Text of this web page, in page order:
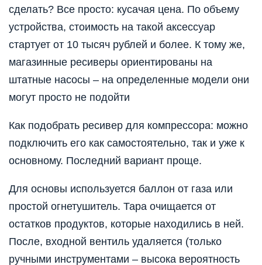
сделать? Все просто: кусачая цена. По объему
устройства, стоимость на такой аксессуар
стартует от 10 тысяч рублей и более. К тому же,
магазинные ресиверы ориентированы на
штатные насосы – на определенные модели они
могут просто не подойти
Как подобрать ресивер для компрессора: можно
подключить его как самостоятельно, так и уже к
основному. Последний вариант проще.
Для основы используется баллон от газа или
простой огнетушитель. Тара очищается от
остатков продуктов, которые находились в ней.
После, входной вентиль удаляется (только
ручными инструментами – высока вероятность